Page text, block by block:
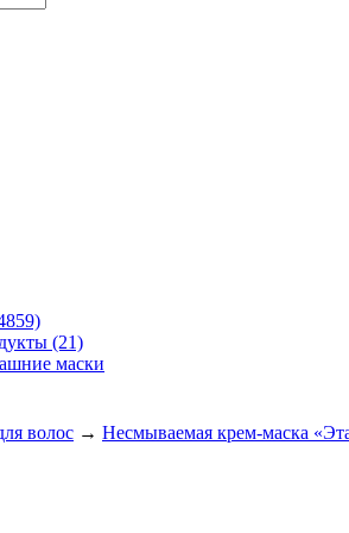
(21)
маски
волос → Несмываемая крем‑маска